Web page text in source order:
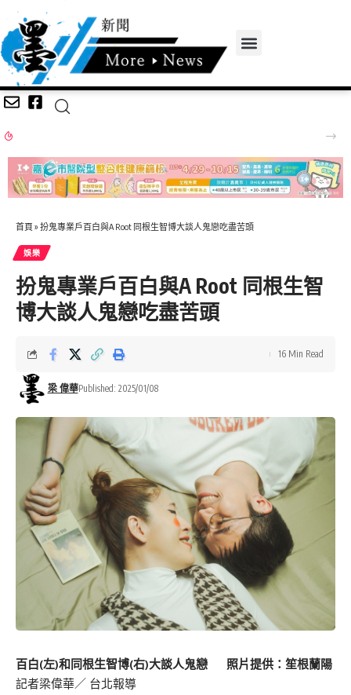
首頁 » 扮鬼專業戶百白與A Root 同根生智博大談人鬼戀吃盡苦頭
娛樂
扮鬼專業戶百白與A Root 同根生智
博大談人鬼戀吃盡苦頭
梁 偉華Published: 2025/01/08
16 Min Read
百白(左)和同根生智博(右)大談人鬼戀 照片提供：笙根蘭陽
記者梁偉華／ 台北報導